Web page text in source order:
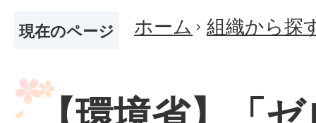
現在のページ ホーム 組織から探